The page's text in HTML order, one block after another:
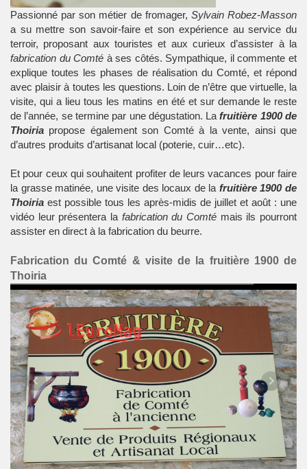
Passionné par son métier de fromager, Sylvain Robez-Masson
a su mettre son savoir-faire et son expérience au service du
terroir, proposant aux touristes et aux curieux d’assister à la
fabrication du Comté à ses côtés. Sympathique, il commente et
explique toutes les phases de réalisation du Comté, et répond
avec plaisir à toutes les questions. Loin de n’être que virtuelle, la
visite, qui a lieu tous les matins en été et sur demande le reste
de l’année, se termine par une dégustation. Lafruitière 1900 de
Thoiria propose également son Comté à la vente, ainsi que
d’autres produits d’artisanat local (poterie, cuir…etc).
Et pour ceux qui souhaitent profiter de leurs vacances pour faire
la grasse matinée, une visite des locaux de la fruitière 1900 de
Thoiria est possible tous les après-midis de juillet et août : une
vidéo leur présentera la fabrication du Comté mais ils pourront
assister en direct à la fabrication du beurre.
Fabrication du Comté & visite de la fruitière 1900 de
Thoiria